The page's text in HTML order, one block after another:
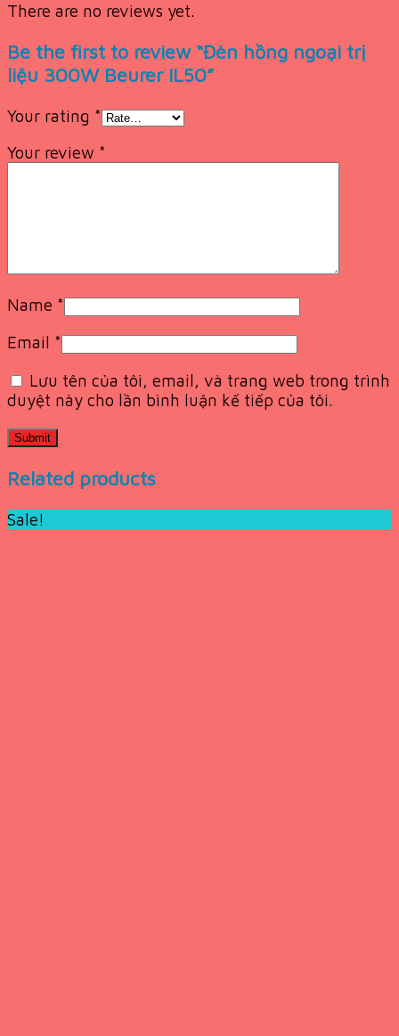
There are no reviews yet.
Be the first to review “Đèn hồng ngoại trị
liệu 300W Beurer IL50”
Your rating *
Your review *
Name *
Email *
Lưu tên của tôi, email, và trang web trong trình
duyệt này cho lần bình luận kế tiếp của tôi.
Related products
Sale!